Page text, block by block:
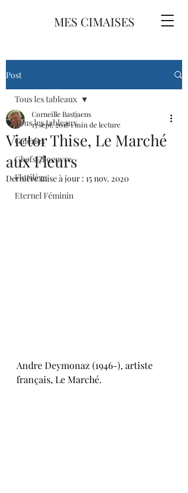
MES CIMAISES
Post
Tous les tableaux
Galeries
Chefs-d'oeuvre
Florilège
Eternel Féminin
Tous les tableaux
Victor Thise, Le Marché
aux Fleurs
Corneille Bastjaens
13 sept. 20181 min de lecture
Dernière mise à jour : 15 nov. 2020
Andre Deymonaz (1946-), artiste
français, Le Marché.